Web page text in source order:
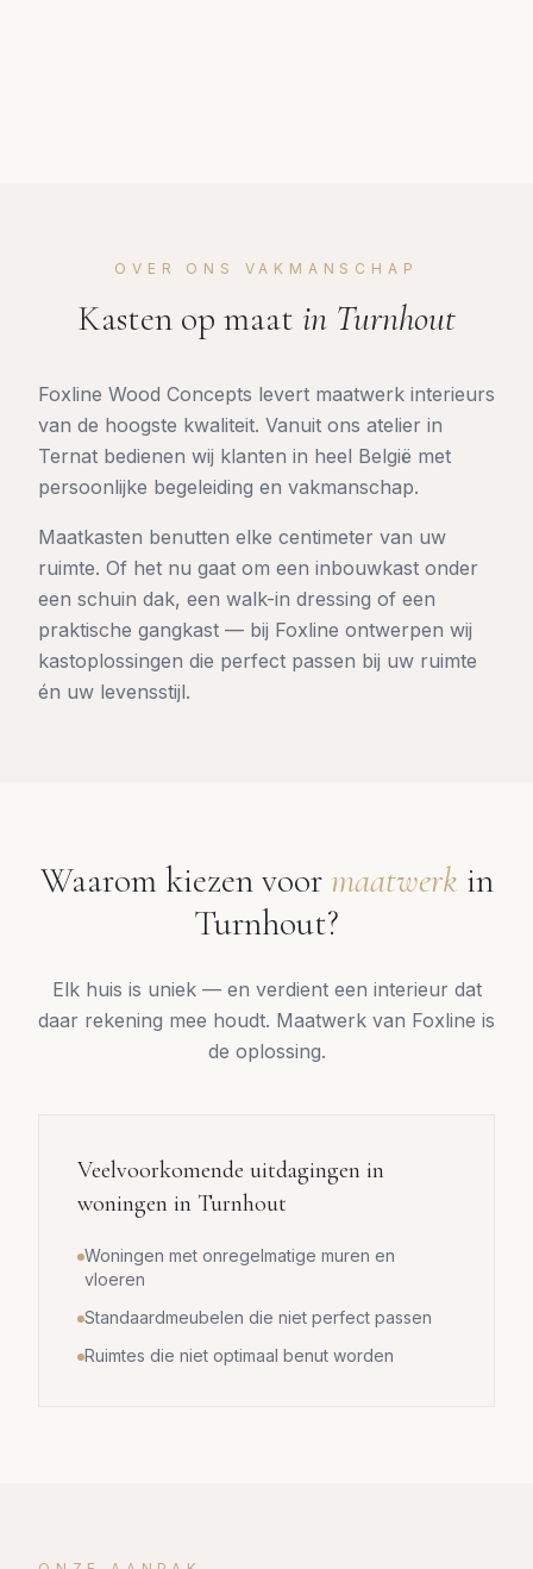
OVER ONS VAKMANSCHAP
Kasten op maat in Turnhout
Foxline Wood Concepts levert maatwerk interieurs
van de hoogste kwaliteit. Vanuit ons atelier in
Ternat bedienen wij klanten in heel België met
persoonlijke begeleiding en vakmanschap.
Maatkasten benutten elke centimeter van uw
ruimte. Of het nu gaat om een inbouwkast onder
een schuin dak, een walk-in dressing of een
praktische gangkast — bij Foxline ontwerpen wij
kastoplossingen die perfect passen bij uw ruimte
én uw levensstijl.
Waarom kiezen voor maatwerk in
Turnhout?
Elk huis is uniek — en verdient een interieur dat
daar rekening mee houdt. Maatwerk van Foxline is
de oplossing.
Veelvoorkomende uitdagingen in
woningen in Turnhout
Woningen met onregelmatige muren en
vloeren
Standaardmeubelen die niet perfect passen
Ruimtes die niet optimaal benut worden